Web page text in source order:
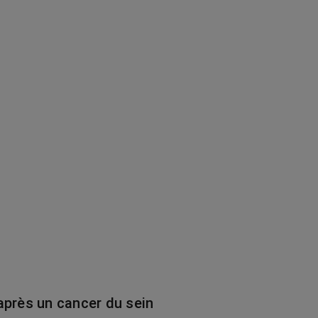
un cancer du sein